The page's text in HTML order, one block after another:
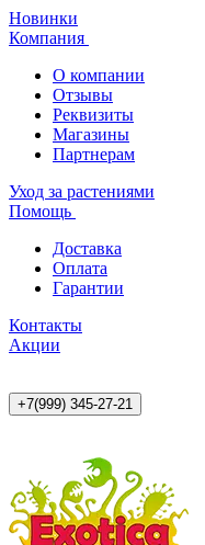
Новинки
Компания
О компании
Отзывы
Реквизиты
Магазины
Партнерам
Уход за растениями
Помощь
Доставка
Оплата
Гарантии
Контакты
Акции
+7(999) 345-27-21